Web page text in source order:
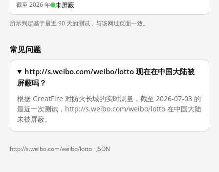
截至 2026 年 未屏蔽
所示判定基于最近 90 天的测试，与该网址页面一致。
常见问题
http://s.weibo.com/weibo/lotto 现在在中国大陆被
屏蔽吗？
根据 GreatFire 对防火长城的实时测量，截至 2026-07-03 的
最近一次测试，http://s.weibo.com/weibo/lotto 在中国大陆
未被屏蔽。
http://s.weibo.com/weibo/lotto · JSON